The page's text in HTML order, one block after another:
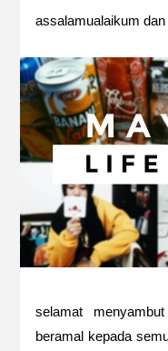
assalamualaikum
selamat
beramal kepada